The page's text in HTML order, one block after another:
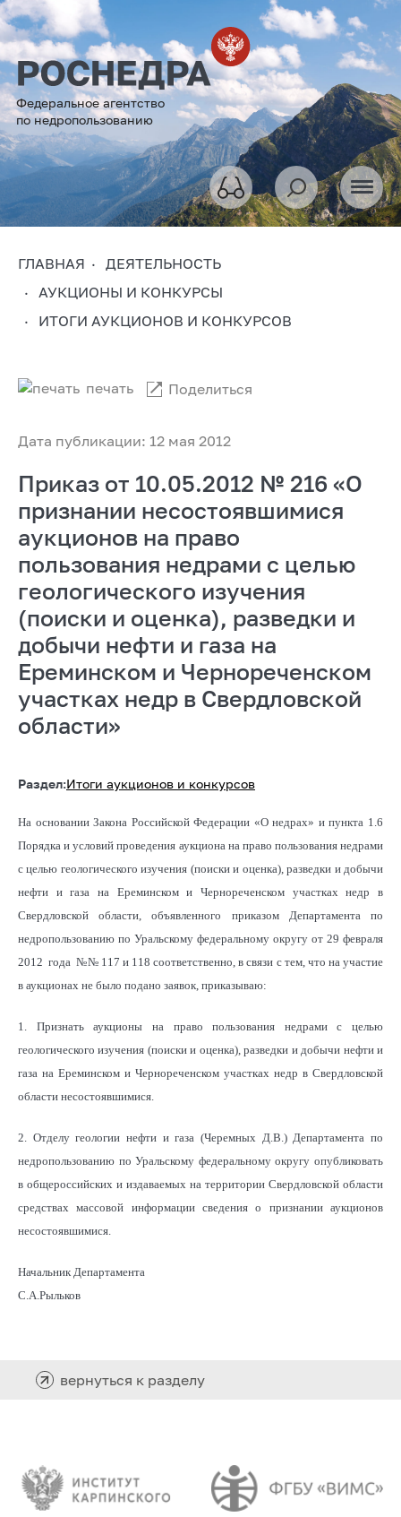
Федеральное агентство
по недропользованию
ГЛАВНАЯ
ДЕЯТЕЛЬНОСТЬ
АУКЦИОНЫ И КОНКУРСЫ
ИТОГИ АУКЦИОНОВ И КОНКУРСОВ
Дата публикации: 12 мая 2012
печать Поделиться
Приказ от 10.05.2012 № 216 «О
признании несостоявшимися
аукционов на право
пользования недрами с целью
геологического изучения
(поиски и оценка), разведки и
добычи нефти и газа на
Ереминском и Чернореченском
участках недр в Свердловской
области»
Раздел:Итоги аукционов и конкурсов
На основании Закона Российской Федерации «О недрах» и пункта 1.6
Порядка и условий проведения аукциона на право пользования недрами
с целью геологического изучения (поиски и оценка), разведки и добычи
нефти и газа на Ереминском и Чернореченском участках недр в
Свердловской области, объявленного приказом Департамента по
недропользованию по Уральскому федеральному округу от 29 февраля
2012 года №№ 117 и 118 соответственно, в связи с тем, что на участие
в аукционах не было подано заявок, приказываю:
1. Признать аукционы на право пользования недрами с целью
геологического изучения (поиски и оценка), разведки и добычи нефти и
газа на Ереминском и Чернореченском участках недр в Свердловской
области несостоявшимися.
2. Отделу геологии нефти и газа (Черемных Д.В.) Департамента по
недропользованию по Уральскому федеральному округу опубликовать
в общероссийских и издаваемых на территории Свердловской области
средствах массовой информации сведения о признании аукционов
несостоявшимися.
Начальник Департамента
С.А.Рыльков
вернуться к разделу